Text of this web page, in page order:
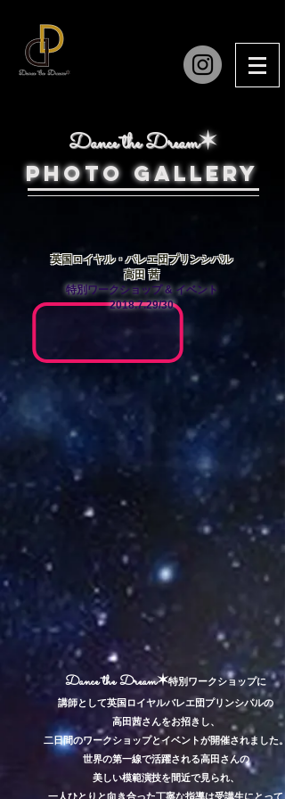
Dance the Dream✶
​PHOTO GALLERY
英国ロイヤル・バレエ団プリンシパル
高田 茜
特別ワークショップ & イベント
​2018.7.29/30
Dance the Dream✶特別ワークショップに
講師として英国ロイヤルバレエ団プリンシパルの
高田茜さんをお招きし、
二日間のワークショップとイベントが開催されました。
世界の第一線で活躍される高田さんの
美しい模範演技を間近で見られ、
一人ひとりと向き合った丁寧な指導は受講生にとって